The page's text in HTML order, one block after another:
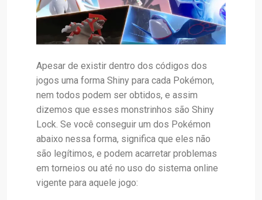
Apesar de existir dentro dos códigos dos
jogos uma forma Shiny para cada Pokémon,
nem todos podem ser obtidos, e assim
dizemos que esses monstrinhos são Shiny
Lock. Se você conseguir um dos Pokémon
abaixo nessa forma, significa que eles não
são legítimos, e podem acarretar problemas
em torneios ou até no uso do sistema online
vigente para aquele jogo: